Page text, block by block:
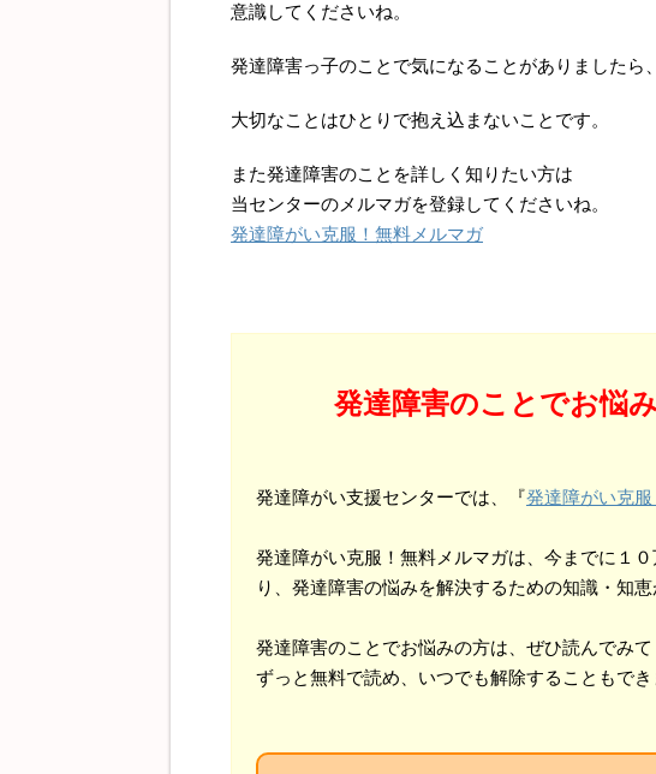
意識してくださいね。
発達障害っ子のことで気になることがありましたら
大切なことはひとりで抱え込まないことです。
また発達障害のことを詳しく知りたい方は
当センターのメルマガを登録してくださいね。
発達障がい克服！無料メルマガ
発達障害のことでお悩
発達障がい支援センターでは、『発達障がい克
発達障がい克服！無料メルマガは、今までに１
り、発達障害の悩みを解決するための知識・知恵
発達障害のことでお悩みの方は、ぜひ読んでみて
ずっと無料で読め、いつでも解除することもでき